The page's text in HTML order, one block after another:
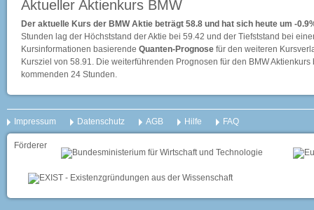
Aktueller Aktienkurs BMW
Der aktuelle Kurs der BMW Aktie beträgt 58.8 und hat sich heute um -
Stunden lag der Höchststand der Aktie bei 59.42 und der Tiefststand bei
Kursinformationen basierende Quanten-Prognose für den weiteren
Kursziel von 58.91. Die weiterführenden Prognosen für den BMW
kommenden 24 Stunden.
Impressum Datenschutz AGB Hilfe FAQ
Förderer